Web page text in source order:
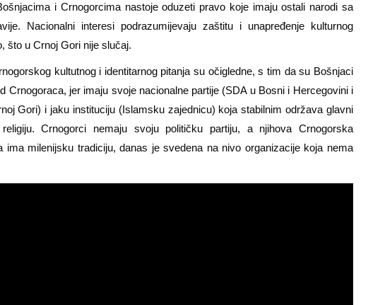
i Crnogorcima nastoje oduzeti pravo koje imaju ostali narodi sa
Nacionalni interesi podrazumijevaju zaštitu i unapređenje kulturnog
što u Crnoj Gori nije slučaj.
kultutnog i identitarnog pitanja su očigledne, s tim da su Bošnjaci
Crnogoraca, jer imaju svoje nacionalne partije (SDA u Bosni i Hercegovini i
Gori) i jaku instituciju (Islamsku zajednicu) koja stabilnim održava glavni
Crnogorci nemaju svoju političku partiju, a njihova Crnogorska
ima milenijsku tradiciju, danas je svedena na nivo organizacije koja nema